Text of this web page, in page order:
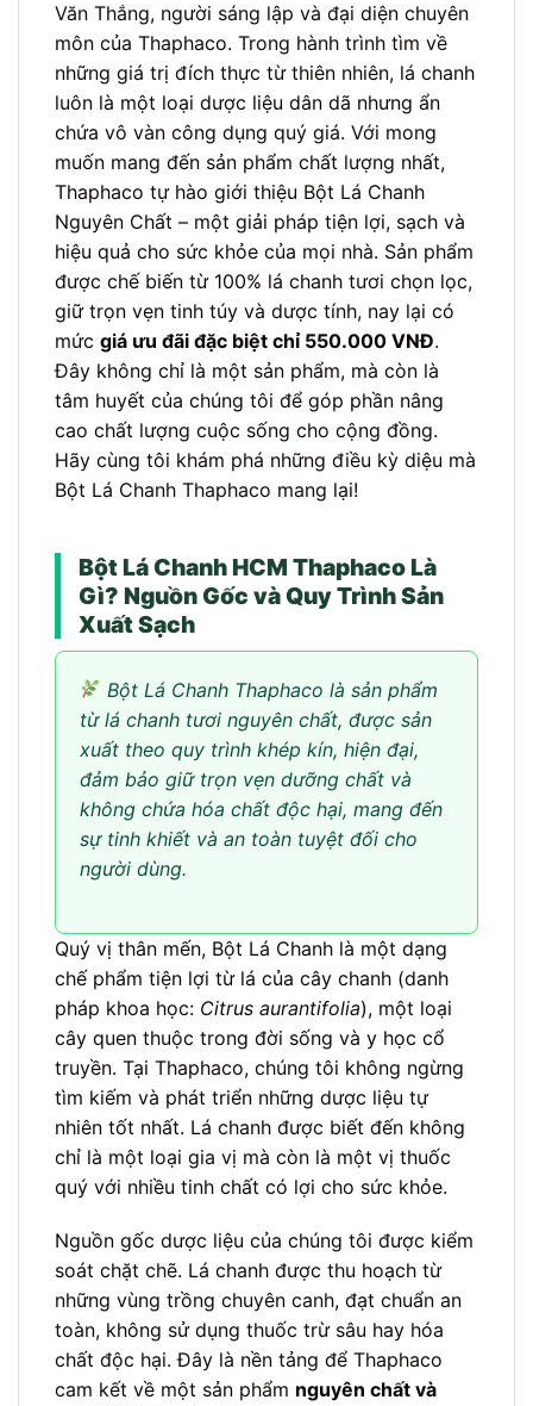
Văn Thắng, người sáng lập và đại diện chuyên
môn của Thaphaco. Trong hành trình tìm về
những giá trị đích thực từ thiên nhiên, lá chanh
luôn là một loại dược liệu dân dã nhưng ẩn
chứa vô vàn công dụng quý giá. Với mong
muốn mang đến sản phẩm chất lượng nhất,
Thaphaco tự hào giới thiệu Bột Lá Chanh
Nguyên Chất – một giải pháp tiện lợi, sạch và
hiệu quả cho sức khỏe của mọi nhà. Sản phẩm
được chế biến từ 100% lá chanh tươi chọn lọc,
giữ trọn vẹn tinh túy và dược tính, nay lại có
mức giá ưu đãi đặc biệt chỉ 550.000 VNĐ.
Đây không chỉ là một sản phẩm, mà còn là
tâm huyết của chúng tôi để góp phần nâng
cao chất lượng cuộc sống cho cộng đồng.
Hãy cùng tôi khám phá những điều kỳ diệu mà
Bột Lá Chanh Thaphaco mang lại!
Bột Lá Chanh HCM Thaphaco Là
Gì? Nguồn Gốc và Quy Trình Sản
Xuất Sạch
Bột Lá Chanh Thaphaco là sản phẩm
từ lá chanh tươi nguyên chất, được sản
xuất theo quy trình khép kín, hiện đại,
đảm bảo giữ trọn vẹn dưỡng chất và
không chứa hóa chất độc hại, mang đến
sự tinh khiết và an toàn tuyệt đối cho
người dùng.
Quý vị thân mến, Bột Lá Chanh là một dạng
chế phẩm tiện lợi từ lá của cây chanh (danh
pháp khoa học: Citrus aurantifolia), một loại
cây quen thuộc trong đời sống và y học cổ
truyền. Tại Thaphaco, chúng tôi không ngừng
tìm kiếm và phát triển những dược liệu tự
nhiên tốt nhất. Lá chanh được biết đến không
chỉ là một loại gia vị mà còn là một vị thuốc
quý với nhiều tinh chất có lợi cho sức khỏe.
Nguồn gốc dược liệu của chúng tôi được kiểm
soát chặt chẽ. Lá chanh được thu hoạch từ
những vùng trồng chuyên canh, đạt chuẩn an
toàn, không sử dụng thuốc trừ sâu hay hóa
chất độc hại. Đây là nền tảng để Thaphaco
cam kết về một sản phẩm nguyên chất và